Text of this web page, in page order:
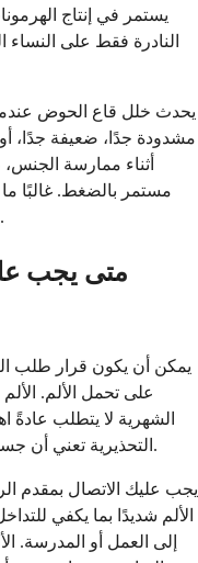
يستمر في إنتاج
النادرة فقط على
يحدث خلل قاع الحوض
مشدودة جدًا، ضعيفة جدًا،
أثناء ممارسة الجنس،
مستمر بالضغط. غالبًا ما
إلى التركيز على الأعضاء بدلاً من العضلات.
متى يجب
يمكن أن يكون قرار طلب
على تحمل الألم.
الشهرية لا يتطلب عادةً
التحذيرية تعني أن جسمك يحتاج إلى تقييم طبي عاجلاً وليس آجلاً.
يجب عليك الاتصال بمقدم
الألم شديدًا بما يكفي
إلى العمل أو المدرسة.